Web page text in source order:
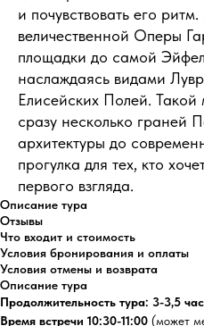
и почувствовать его
величественной Оперы
площадки до самой
наслаждаясь видами
Елисейских Полей.
сразу несколько граней
архитектуры до
прогулка для тех, кто
первого взгляда.
Описание тура
Отзывы
Что входит и стоимость
Условия бронирования и оплаты
Условия отмены и возврата
Описание тура
Продолжительность тура: 3-3,5
Время встречи 10:30-11:00 (может